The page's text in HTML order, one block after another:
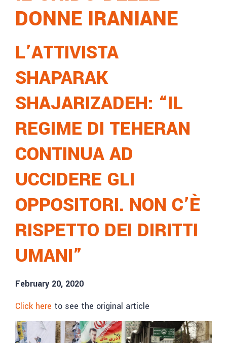
DONNE IRANIANE
L’ATTIVISTA
SHAPARAK
SHAJARIZADEH: “IL
REGIME DI TEHERAN
CONTINUA AD
UCCIDERE GLI
OPPOSITORI. NON C’È
RISPETTO DEI DIRITTI
UMANI”
February 20, 2020
Click here to see the original article